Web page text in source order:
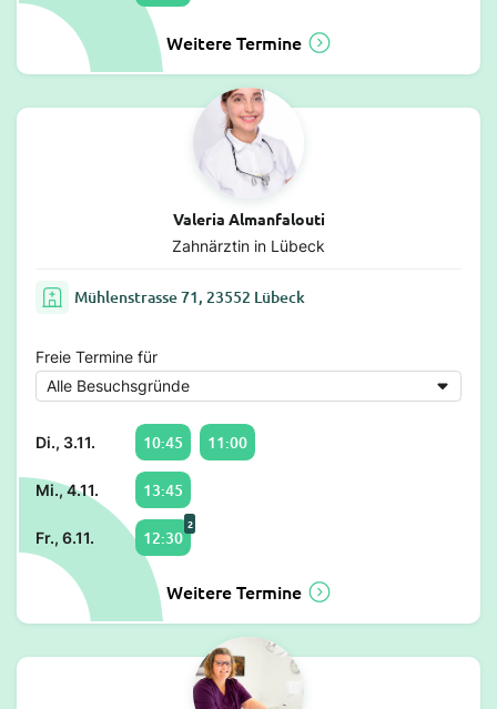
Weitere Termine
Valeria Almanfalouti
Zahnärztin in Lübeck
Mühlenstrasse 71, 23552 Lübeck
Freie Termine für
Di., 3.11. 10:45 11:00
Mi., 4.11. 13:45
Fr., 6.11. 12:30
2
Weitere Termine